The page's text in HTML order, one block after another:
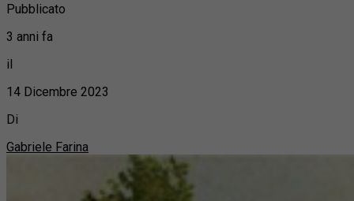
Pubblicato
3 anni fa
il
14 Dicembre 2023
Di
Gabriele Farina